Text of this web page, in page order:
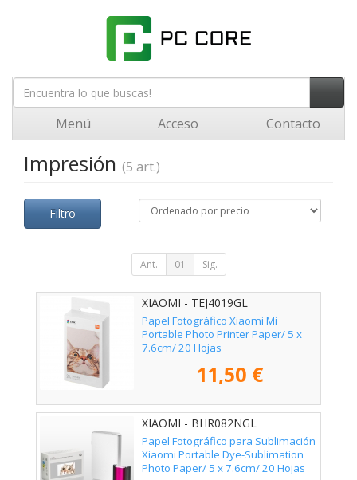
Menú Acceso Contacto
Impresión (5 art.)
Filtro
Ant. 01 Sig.
XIAOMI - TEJ4019GL
Papel Fotográfico Xiaomi Mi
Portable Photo Printer Paper/ 5 x
7.6cm/ 20 Hojas
11,50 €
XIAOMI - BHR082NGL
Papel Fotográfico para Sublimación
Xiaomi Portable Dye-Sublimation
Photo Paper/ 5 x 7.6cm/ 20 Hojas